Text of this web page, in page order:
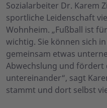
Sozialarbeiter Dr. Karem
sportliche Leidenschaft
Wohnheim. „Fußball ist
wichtig. Sie können sich
gemeinsam etwas
Abwechslung und fördert
untereinander“, sagt
stammt und dort selbst